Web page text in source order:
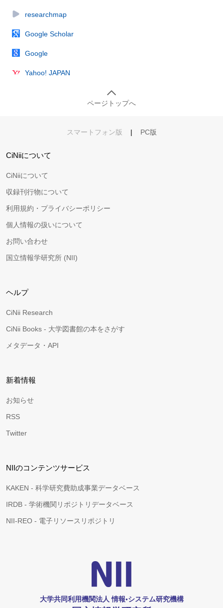
researchmap
Google Scholar
Google
Yahoo! JAPAN
ページトップへ
スマートフォン版 | PC版
CiNiiについて
CiNiiについて
収録刊行物について
利用規約・プライバシーポリシー
個人情報の扱いについて
お問い合わせ
国立情報学研究所 (NII)
ヘルプ
CiNii Research
CiNii Books - 大学図書館の本をさがす
メタデータ・API
新着情報
お知らせ
RSS
Twitter
NIIのコンテンツサービス
KAKEN - 科学研究費助成事業データベース
IRDB - 学術機関リポジトリデータベース
NII-REO - 電子リソースリポジトリ
大学共同利用機関法人 情報•システム研究機構